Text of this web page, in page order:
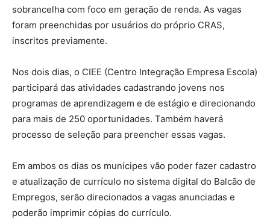
sobrancelha com foco em geração de renda. As vagas
foram preenchidas por usuários do próprio CRAS,
inscritos previamente.
Nos dois dias, o CIEE (Centro Integração Empresa Escola)
participará das atividades cadastrando jovens nos
programas de aprendizagem e de estágio e direcionando
para mais de 250 oportunidades. Também haverá
processo de seleção para preencher essas vagas.
Em ambos os dias os munícipes vão poder fazer cadastro
e atualização de currículo no sistema digital do Balcão de
Empregos, serão direcionados a vagas anunciadas e
poderão imprimir cópias do currículo.